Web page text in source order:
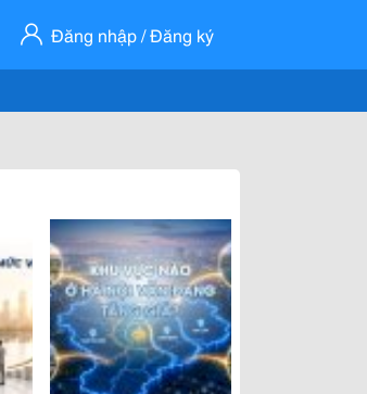
Đăng nhập / Đăng ký